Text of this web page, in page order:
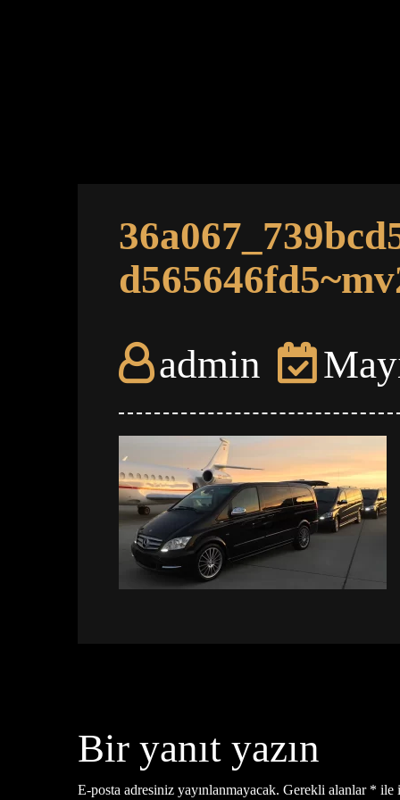
admin
Bir yanıt yazın
E-posta adresiniz yayınlanmayacak. Gerekli alanlar * ile